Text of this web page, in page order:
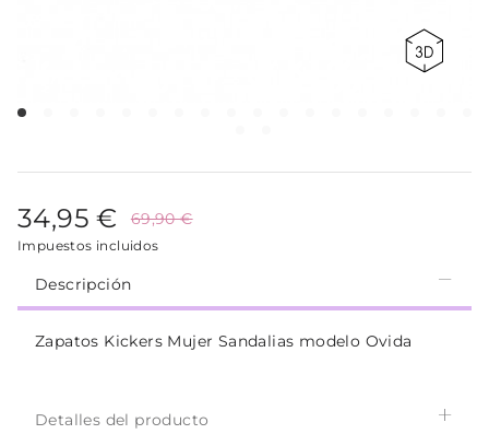
34,95 € 69,90 €
Impuestos incluidos
Descripción
Zapatos Kickers Mujer Sandalias modelo Ovida
Detalles del producto